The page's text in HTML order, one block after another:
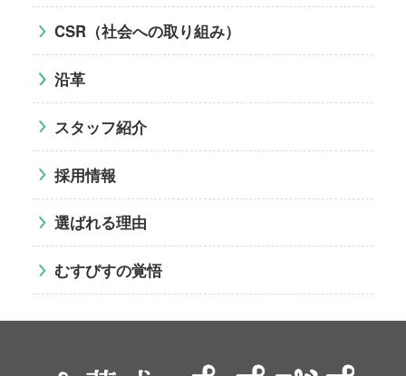
CSR（社会への取り組み）
沿革
スタッフ紹介
採用情報
選ばれる理由
むすびすの覚悟